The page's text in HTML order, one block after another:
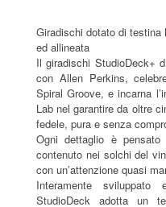
Giradischi dotato di testina
ed allineata
Il giradischi StudioDeck+
con Allen Perkins,
Spiral Groove, e incarna
Lab nel garantire da oltre
fedele, pura e senza
Ogni dettaglio è
contenuto nei solchi del
con un’attenzione quasi
Interamente
StudioDeck adotta un